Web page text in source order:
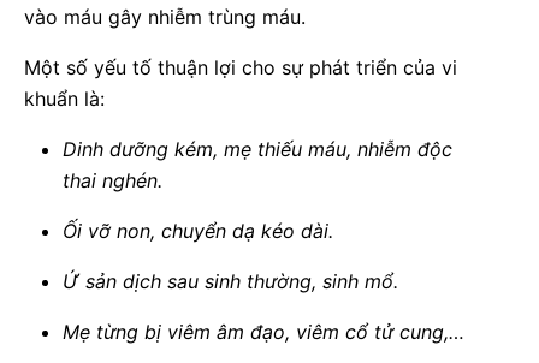
vào máu gây nhiễm trùng máu.
Một số yếu tố thuận lợi cho sự phát triển của vi
khuẩn là:
Dinh dưỡng kém, mẹ thiếu máu, nhiễm độc
thai nghén.
Ối vỡ non, chuyển dạ kéo dài.
Ứ sản dịch sau sinh thường, sinh mổ.
Mẹ từng bị viêm âm đạo, viêm cổ tử cung,…